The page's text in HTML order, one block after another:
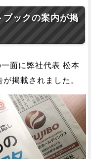
ブックの案内が掲
面に弊社代表 松本
掲載されました。